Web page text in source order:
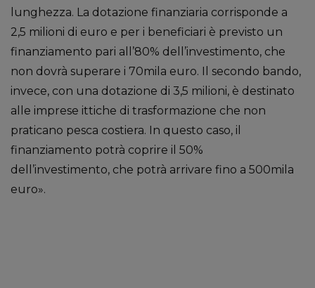
lunghezza. La dotazione finanziaria corrisponde a
2,5 milioni di euro e per i beneficiari è previsto un
finanziamento pari all’80% dell’investimento, che
non dovrà superare i 70mila euro. Il secondo bando,
invece, con una dotazione di 3,5 milioni, è destinato
alle imprese ittiche di trasformazione che non
praticano pesca costiera. In questo caso, il
finanziamento potrà coprire il 50%
dell’investimento, che potrà arrivare fino a 500mila
euro».